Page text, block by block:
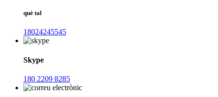
què tal
18024245545
Skype
180 2209 8285